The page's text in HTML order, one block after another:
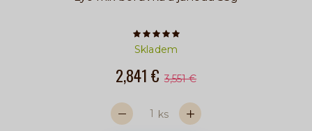
Počet hvězdiček je 5 z 5
Skladem
2,841 € 3,551 €
ks